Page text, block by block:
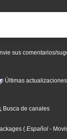
sus comentarios/
Últimas
Busca de canales
( Español -